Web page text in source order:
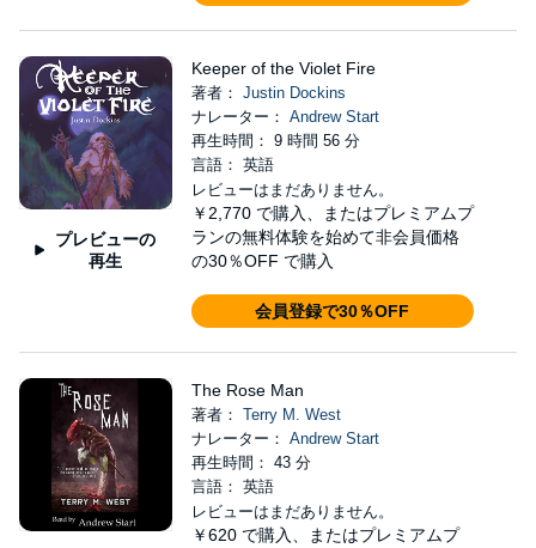
プレビューの
再生
Keeper of the Violet Fire
著者： Justin Dockins
ナレーター： Andrew Start
再生時間： 9 時間 56 分
言語： 英語
レビューはまだありません。
￥2,770 で購入、またはプレミアムプ
ランの無料体験を始めて非会員価格
の30％OFF で購入
会員登録で30％OFF
The Rose Man
著者： Terry M. West
ナレーター： Andrew Start
再生時間： 43 分
言語： 英語
レビューはまだありません。
￥620 で購入、またはプレミアムプ